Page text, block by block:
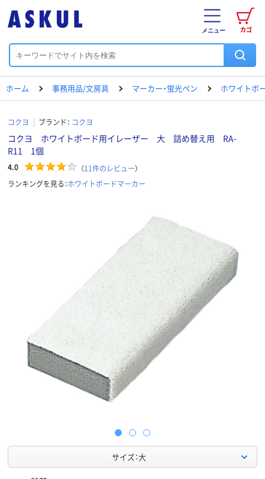
カゴ
メニュー
ホーム 事務用品/文房具 マーカー・蛍光ペン ホワイトボ
コクヨ ブランド： コクヨ
コクヨ ホワイトボード用イレーザー 大 詰め替え用 RA-
R11 1個
4.0 （11件のレビュー）
ランキングを見る：ホワイトボードマーカー
サイズ：大